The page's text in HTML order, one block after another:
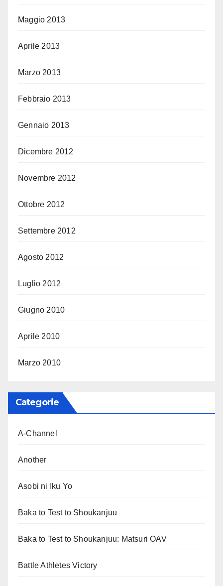
Maggio 2013
Aprile 2013
Marzo 2013
Febbraio 2013
Gennaio 2013
Dicembre 2012
Novembre 2012
Ottobre 2012
Settembre 2012
Agosto 2012
Luglio 2012
Giugno 2010
Aprile 2010
Marzo 2010
Categorie
A-Channel
Another
Asobi ni Iku Yo
Baka to Test to Shoukanjuu
Baka to Test to Shoukanjuu: Matsuri OAV
Battle Athletes Victory